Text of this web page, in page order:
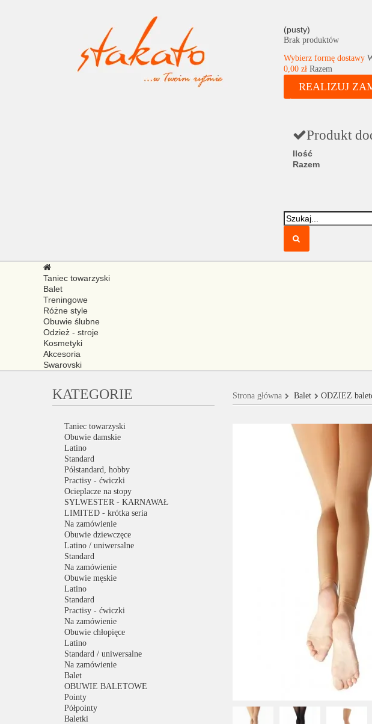
(pusty)
Brak produktów
Wybierz formę dostawy
0,00 zł Razem
REALIZUJ
Produkt
Ilość
Razem
Taniec towarzyski
Balet
Treningowe
Różne style
Obuwie ślubne
Odzież - stroje
Kosmetyki
Akcesoria
Swarovski
KATEGORIE
Taniec towarzyski
Obuwie damskie
Latino
Standard
Półstandard, hobby
Practisy - ćwiczki
Ocieplacze na stopy
SYLWESTER - KARNAWAŁ
LIMITED - krótka seria
Na zamówienie
Obuwie dziewczęce
Latino / uniwersalne
Standard
Na zamówienie
Obuwie męskie
Latino
Standard
Practisy - ćwiczki
Na zamówienie
Obuwie chłopięce
Latino
Standard / uniwersalne
Na zamówienie
Balet
OBUWIE BALETOWE
Pointy
Półpointy
Baletki
Strona główna Balet ODZIEŻ